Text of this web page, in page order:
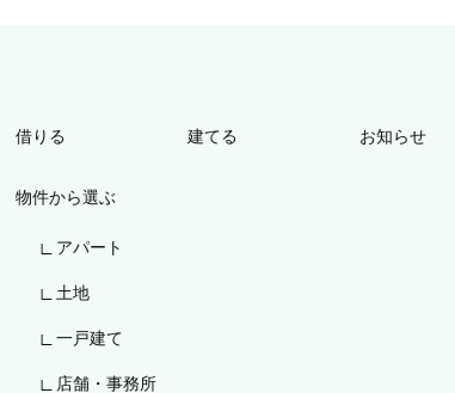
借りる
物件から選ぶ
アパート
土地
一戸建て
店舗・事務所
建てる お知らせ